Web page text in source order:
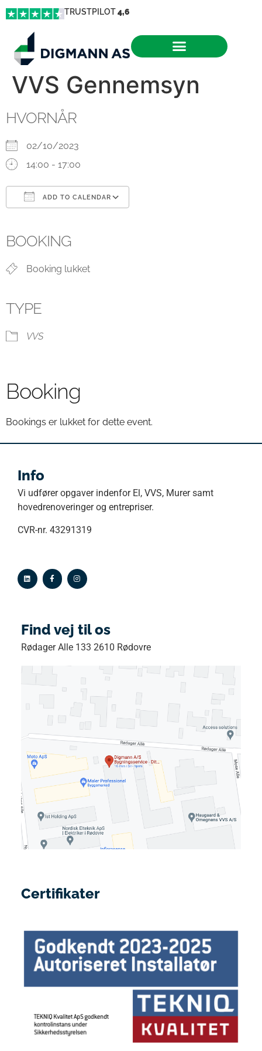
TRUSTPILOT4,6
VVS Gennemsyn
HVORNÅR
02/10/2023
14:00 - 17:00
ADD TO CALENDAR
BOOKING
Booking lukket
TYPE
VVS
Booking
Bookings er lukket for dette event.
Info
Vi udfører opgaver indenfor El, VVS, Murer samt
hovedrenoveringer og entrepriser.
CVR-nr. 43291319
Find vej til os
Rødager Alle 133 2610 Rødovre
Certifikater